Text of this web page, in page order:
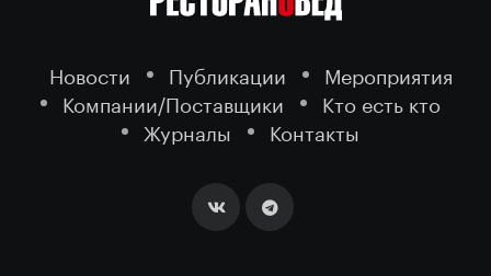
Новости Публикации
Мероприятия
Компании/Поставщики
Кто есть кто
Журналы
Контакты